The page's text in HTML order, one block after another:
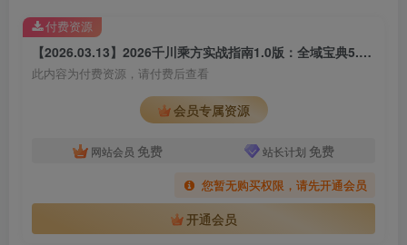
【2026.03.13】2026千川乘方实战指南1.0版：全域宝典5.0加持，AI智能投放与全域协同，开启增效新路径，轻松撬动高回报
此内容为付费资源，请付费后查看
会员专属资源
网站会员 免费 站长计划 免费
您暂无购买权限，请先开通会员
开通会员
付费资源